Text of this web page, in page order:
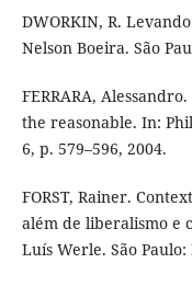
DWORKIN, R.
Nelson Boeira. São
FERRARA,
the reasonable. In:
6, p. 579–596, 2004.
FORST, Rainer.
além de liberalismo e
Luís Werle. São